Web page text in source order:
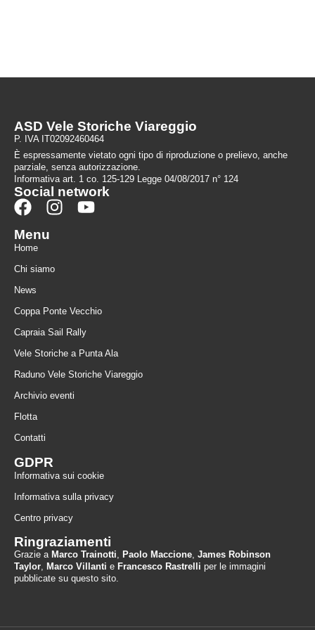
ASD Vele Storiche Viareggio
P. IVA IT02092460464
È espressamente vietato ogni tipo di riproduzione o prelievo, anche
parziale, senza autorizzazione.
Informativa art. 1 co. 125-129 Legge 04/08/2017 n° 124
Social network
Menu
Home
Chi siamo
News
Coppa Ponte Vecchio
Capraia Sail Rally
Vele Storiche a Punta Ala
Raduno Vele Storiche Viareggio
Archivio eventi
Flotta
Contatti
GDPR
Informativa sui cookie
Informativa sulla privacy
Centro privacy
Ringraziamenti
Grazie a Marco Trainotti, Paolo Maccione, James Robinson
Taylor, Marco Villanti e Francesco Rastrelli per le immagini
pubblicate su questo sito.